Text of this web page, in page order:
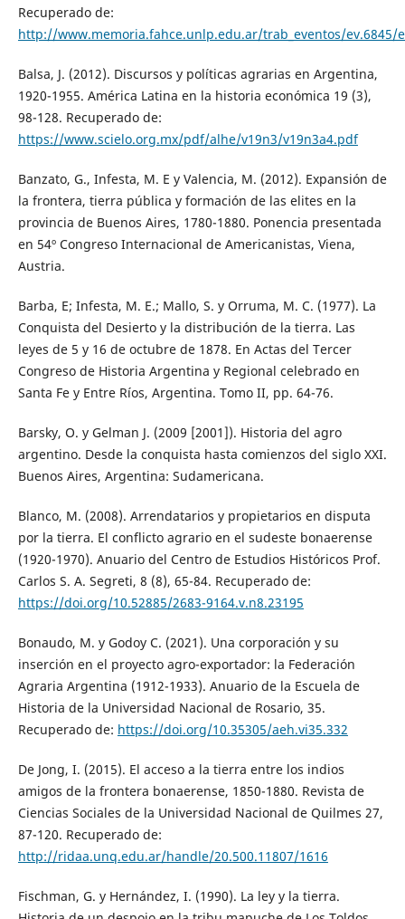
Recuperado de:
http://www.memoria.fahce.unlp.edu.ar/trab_eventos/ev.6845/
Balsa, J. (2012). Discursos y políticas agrarias en Argentina,
1920-1955. América Latina en la historia económica 19 (3),
98-128. Recuperado de:
https://www.scielo.org.mx/pdf/alhe/v19n3/v19n3a4.pdf
Banzato, G., Infesta, M. E y Valencia, M. (2012). Expansión de
la frontera, tierra pública y formación de las elites en la
provincia de Buenos Aires, 1780-1880. Ponencia presentada
en 54º Congreso Internacional de Americanistas, Viena,
Austria.
Barba, E; Infesta, M. E.; Mallo, S. y Orruma, M. C. (1977). La
Conquista del Desierto y la distribución de la tierra. Las
leyes de 5 y 16 de octubre de 1878. En Actas del Tercer
Congreso de Historia Argentina y Regional celebrado en
Santa Fe y Entre Ríos, Argentina. Tomo II, pp. 64-76.
Barsky, O. y Gelman J. (2009 [2001]). Historia del agro
argentino. Desde la conquista hasta comienzos del siglo XXI.
Buenos Aires, Argentina: Sudamericana.
Blanco, M. (2008). Arrendatarios y propietarios en disputa
por la tierra. El conflicto agrario en el sudeste bonaerense
(1920-1970). Anuario del Centro de Estudios Históricos Prof.
Carlos S. A. Segreti, 8 (8), 65-84. Recuperado de:
https://doi.org/10.52885/2683-9164.v.n8.23195
Bonaudo, M. y Godoy C. (2021). Una corporación y su
inserción en el proyecto agro-exportador: la Federación
Agraria Argentina (1912-1933). Anuario de la Escuela de
Historia de la Universidad Nacional de Rosario, 35.
Recuperado de: https://doi.org/10.35305/aeh.vi35.332
De Jong, I. (2015). El acceso a la tierra entre los indios
amigos de la frontera bonaerense, 1850-1880. Revista de
Ciencias Sociales de la Universidad Nacional de Quilmes 27,
87-120. Recuperado de:
http://ridaa.unq.edu.ar/handle/20.500.11807/1616
Fischman, G. y Hernández, I. (1990). La ley y la tierra.